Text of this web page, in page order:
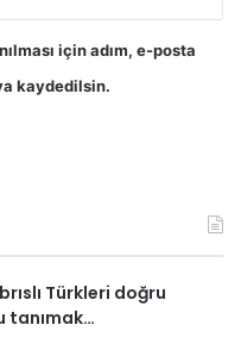
için adım, e-posta
kaydedilsin.
Türkleri doğru
tanımak…